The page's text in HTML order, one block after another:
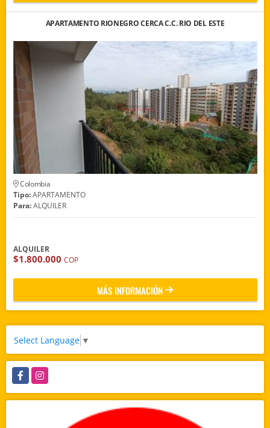
APARTAMENTO RIONEGRO CERCA C.C. RIO DEL ESTE
Colombia
Tipo:APARTAMENTO
Para:ALQUILER
ALQUILER
$1.800.000 COP
MÁS INFORMACIÓN
Select Language ▼
FacebookInstagram